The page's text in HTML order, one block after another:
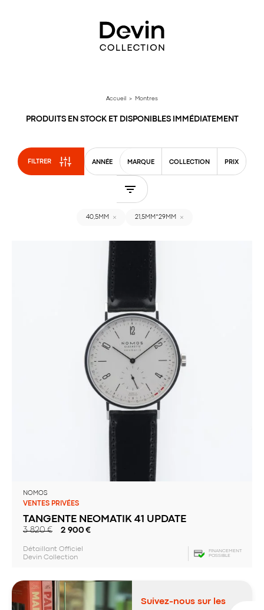
Accueil > Montres
PRODUITS EN STOCK ET DISPONIBLES IMMÉDIATEMENT
FILTRER ANNÉE MARQUE COLLECTION PRIX
40,5MM 21,5MM*29MM
NOMOS
VENTES PRIVÉES
TANGENTE NEOMATIK 41 UPDATE
3 820€ 2 900 €
Détaillant Officiel
Devin Collection
FINANCEMENT
POSSIBLE
Suivez-nous sur les